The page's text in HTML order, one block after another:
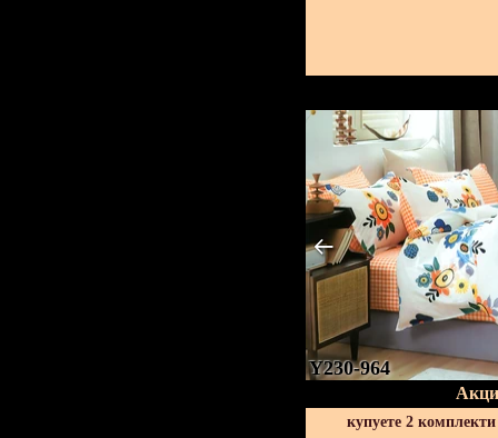
Y230-964
купуете 2